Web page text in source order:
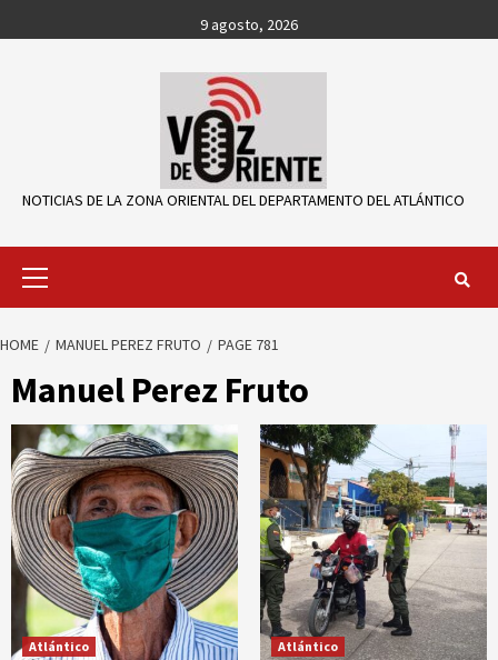
to
9 agosto, 2026
NOTICIAS DE LA ZONA ORIENTAL DEL DEPARTAMENTO DEL ATLÁNTICO
Primary
HOME MANUEL PEREZ FRUTO PAGE 781
Manuel Perez Fruto
Atlántico Atlántico